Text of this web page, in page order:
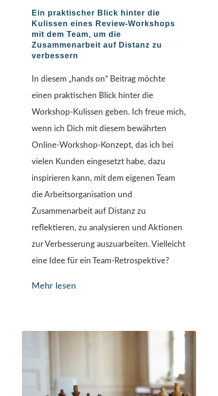
Ein praktischer Blick hinter die
Kulissen eines Review-Workshops
mit dem Team, um die
Zusammenarbeit auf Distanz zu
verbessern
In diesem „hands on“ Beitrag möchte
einen praktischen Blick hinter die
Workshop-Kulissen geben. Ich freue mich,
wenn ich Dich mit diesem bewährten
Online-Workshop-Konzept, das ich bei
vielen Kunden eingesetzt habe, dazu
inspirieren kann, mit dem eigenen Team
die Arbeitsorganisation und
Zusammenarbeit auf Distanz zu
reflektieren, zu analysieren und Aktionen
zur Verbesserung auszuarbeiten. Vielleicht
eine Idee für ein Team-Retrospektive?
Mehr lesen